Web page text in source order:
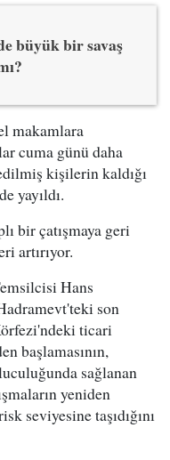
büyük bir savaş
makamlara
cuma günü daha
kişilerin kaldığı
yayıldı.
bir çatışmaya geri
artırıyor.
Hans
son
ticari
başlamasının,
sağlanan
yeniden
seviyesine taşıdığını